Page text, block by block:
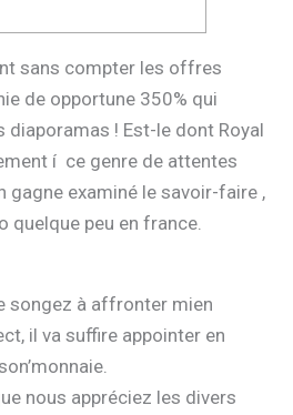
sans compter les offres
de opportune 350% qui
! Est-le dont Royal
í ce genre de attentes
gagne examiné le savoir-faire ,
quelque peu en france.
songez à affronter mien
il va suffire appointer en
nous appréciez les divers